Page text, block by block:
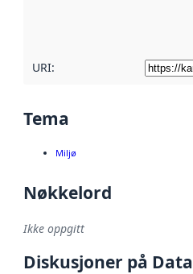
URI:
Tema
Miljø
Nøkkelord
Ikke oppgitt
Diskusjoner på